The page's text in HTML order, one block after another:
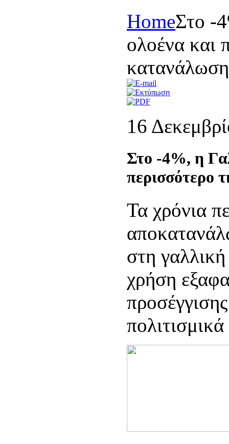
HomeΣτο -
ολοένα και
16
Στο -4%, η
περισσότερο
Τα χρόνια
στη
χρήση